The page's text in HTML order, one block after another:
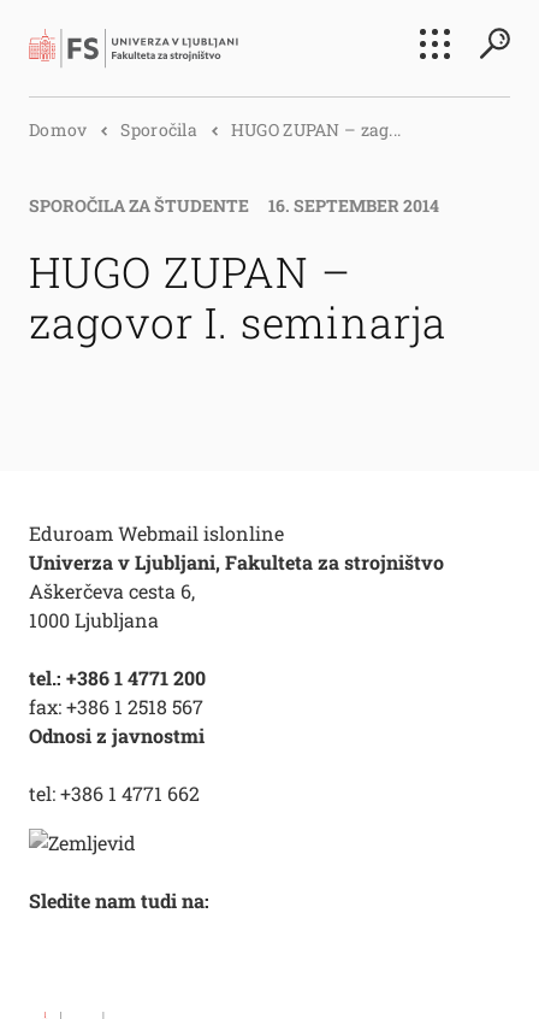
Išči
Domov Sporočila HUGO ZUPAN – zag...
SPOROČILA ZA ŠTUDENTE 16. SEPTEMBER 2014
HUGO ZUPAN –
zagovor I. seminarja
Eduroam Webmail islonline
Univerza v Ljubljani, Fakulteta za strojništvo
Aškerčeva cesta 6,
1000 Ljubljana
tel.: +386 1 4771 200
fax: +386 1 2518 567
Odnosi z javnostmi
tel: +386 1 4771 662
Sledite nam tudi na: